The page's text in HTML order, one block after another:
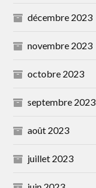
décembre 2023
novembre 2023
octobre 2023
septembre 2023
août 2023
juillet 2023